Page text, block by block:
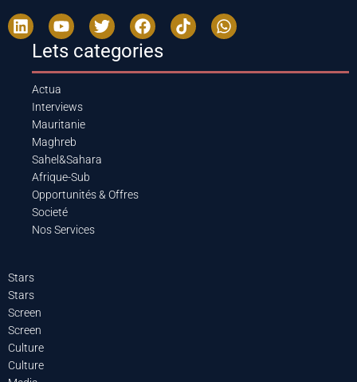
Lets categories
Actua
Interviews
Mauritanie
Maghreb
Sahel&Sahara
Afrique-Sub
Opportunités & Offres
Societé
Nos Services
Stars
Stars
Screen
Screen
Culture
Culture